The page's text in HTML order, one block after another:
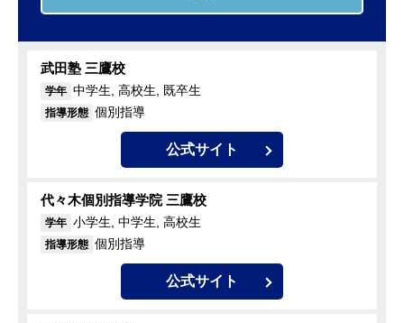
武田塾 三鷹校
学年 中学生, 高校生, 既卒生
指導形態 個別指導
公式サイト
代々木個別指導学院 三鷹校
学年 小学生, 中学生, 高校生
指導形態 個別指導
公式サイト